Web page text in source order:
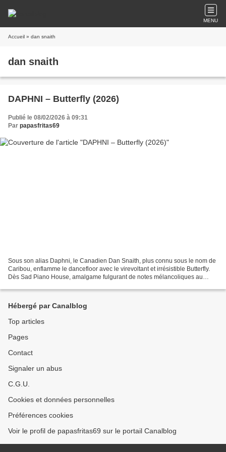
MENU
Accueil » dan snaith
dan snaith
DAPHNI – Butterfly (2026)
Publié le 08/02/2026 à 09:31
Par papasfritas69
Sous son alias Daphni, le Canadien Dan Snaith, plus connu sous le nom de
Caribou, enflamme le dancefloor avec le virevoltant et irrésistible Butterfly.
Dès Sad Piano House, amalgame fulgurant de notes mélancoliques au
Hébergé par Canalblog
Top articles
Pages
Contact
Signaler un abus
C.G.U.
Cookies et données personnelles
Préférences cookies
Voir le profil de papasfritas69 sur le portail Canalblog